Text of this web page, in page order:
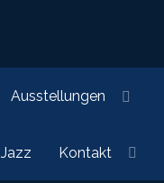
Ausstellungen
Jazz Kontakt